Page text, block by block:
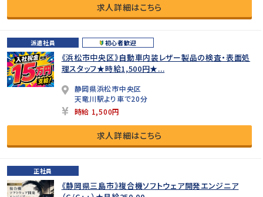
求人詳細はこちら
派遣社員 初心者歓迎
《浜松市中央区》自動車内装レザー製品の検査・表面処
理スタッフ★時給1,500円★...
静岡県浜松市中央区
天竜川駅より車で20分
時給 1,500円
求人詳細はこちら
正社員
《静岡県三島市》複合機ソフトウェア開発エンジニア